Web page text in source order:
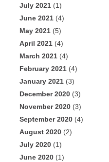
July 2021 (1)
June 2021 (4)
May 2021 (5)
April 2021 (4)
March 2021 (4)
February 2021 (4)
January 2021 (3)
December 2020 (3)
November 2020 (3)
September 2020 (4)
August 2020 (2)
July 2020 (1)
June 2020 (1)